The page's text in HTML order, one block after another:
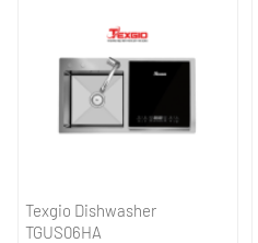
Texgio Dishwasher
TGUS06HA